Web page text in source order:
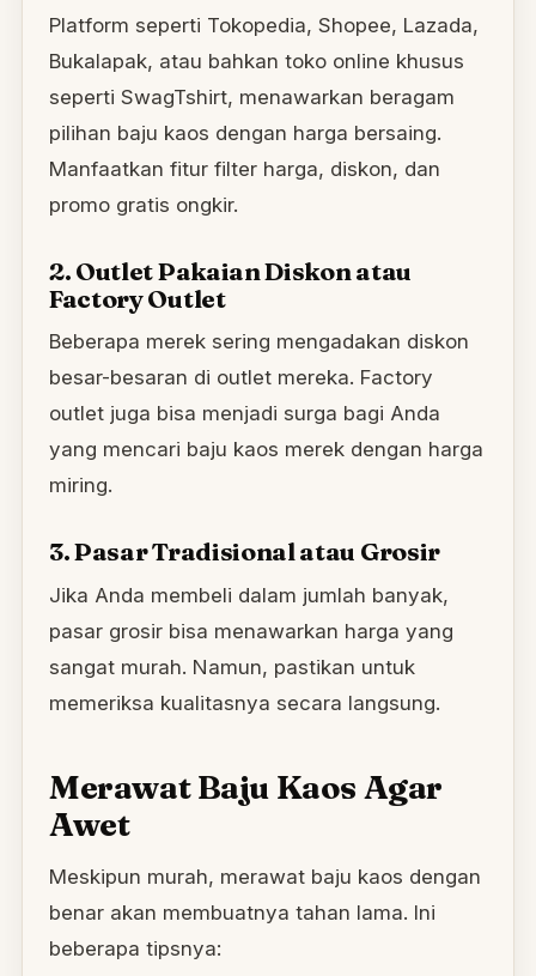
Platform seperti Tokopedia, Shopee, Lazada,
Bukalapak, atau bahkan toko online khusus
seperti SwagTshirt, menawarkan beragam
pilihan baju kaos dengan harga bersaing.
Manfaatkan fitur filter harga, diskon, dan
promo gratis ongkir.
2. Outlet Pakaian Diskon atau
Factory Outlet
Beberapa merek sering mengadakan diskon
besar-besaran di outlet mereka. Factory
outlet juga bisa menjadi surga bagi Anda
yang mencari baju kaos merek dengan harga
miring.
3. Pasar Tradisional atau Grosir
Jika Anda membeli dalam jumlah banyak,
pasar grosir bisa menawarkan harga yang
sangat murah. Namun, pastikan untuk
memeriksa kualitasnya secara langsung.
Merawat Baju Kaos Agar
Awet
Meskipun murah, merawat baju kaos dengan
benar akan membuatnya tahan lama. Ini
beberapa tipsnya: